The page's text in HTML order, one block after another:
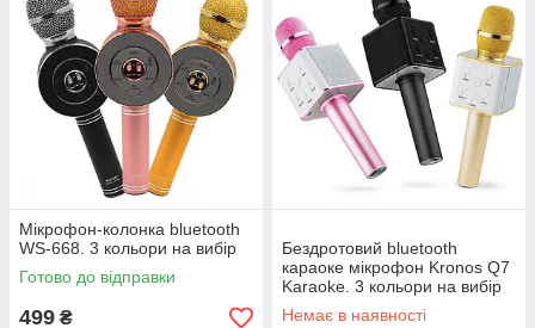
Мікрофон-колонка bluetooth
WS-668. 3 кольори на вибір
Готово до відправки
499 ₴
Бездротовий bluetooth
караоке мікрофон Kronos Q7
Karaoke. 3 кольори на вибір
Немає в наявності